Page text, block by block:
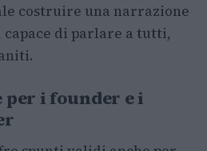
costruire una narrazione
di parlare a tutti,
i founder e i